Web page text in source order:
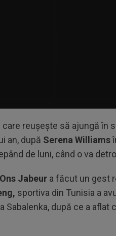
reuşeşte să ajungă în
an, după Serena Williams
de luni, când o va
Ons Jabeur a făcut un gest
sportiva din Tunisia a
după ce a aflat